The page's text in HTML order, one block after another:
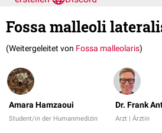
Fossa malleoli
(Weitergeleitet von Fossa malleolaris)
Amara Hamzaoui
Student/in der Humanmedizin
Dr. Frank
Arzt | Ärztin